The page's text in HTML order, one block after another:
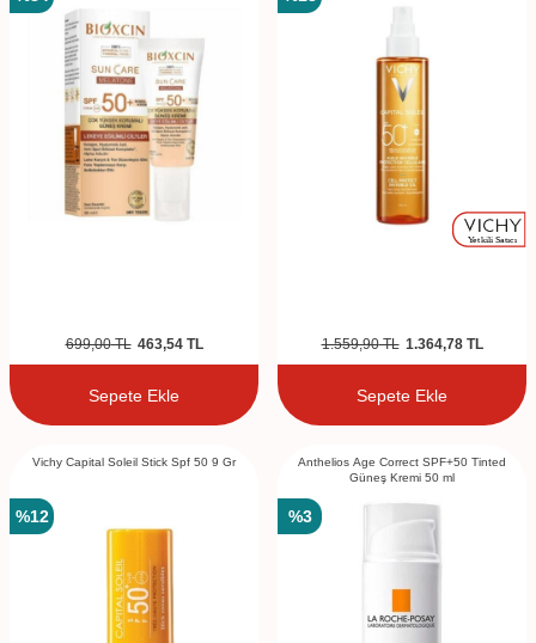
699,00TL 463,54TL
Sepete Ekle
1.559,90TL 1.364,78TL
Sepete Ekle
Vichy Capital Soleil Stick Spf 50 9 Gr
%12
Anthelios Age Correct SPF+50 Tinted
Güneş Kremi 50 ml
%3